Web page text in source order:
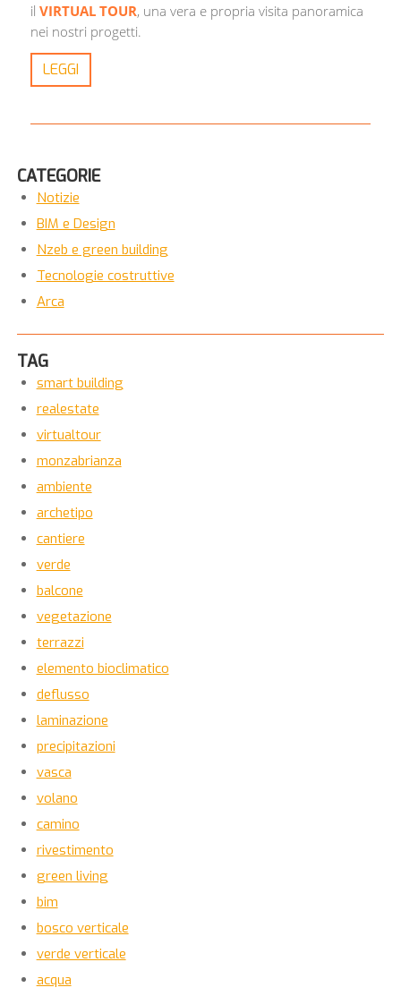
il VIRTUAL TOUR, una vera e propria visita panoramica
nei nostri progetti.
LEGGI
CATEGORIE
Notizie
BIM e Design
Nzeb e green building
Tecnologie costruttive
Arca
TAG
smart building
realestate
virtualtour
monzabrianza
ambiente
archetipo
cantiere
verde
balcone
vegetazione
terrazzi
elemento bioclimatico
deflusso
laminazione
precipitazioni
vasca
volano
camino
rivestimento
green living
bim
bosco verticale
verde verticale
acqua